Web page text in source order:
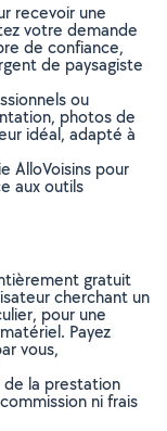
recevoir une
votre demande
de confiance,
de paysagiste
ou
photos de
idéal, adapté à
AlloVoisins pour
aux outils
gratuit
cherchant un
pour une
Payez
vous,
de la prestation
ni frais